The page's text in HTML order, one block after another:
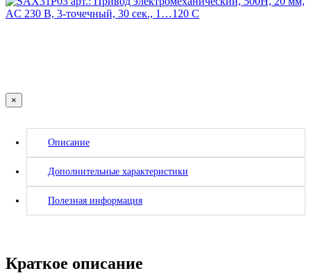
×
Описание
Дополнительные характеристики
Полезная информация
Краткое описание